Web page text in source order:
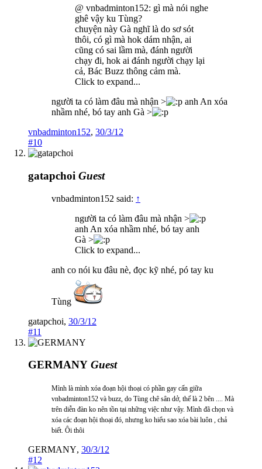
@ vnbadminton152: gì mà nói nghe
ghê vậy ku Tùng?
chuyện này Gà nghĩ là do sơ sót
thôi, có gì mà hok dám nhận, ai
cũng có sai lầm mà, đánh người
chạy đi, hok ai đánh người chạy lại
cả, Bác Buzz thông cảm mà.
Click to expand...
người ta có làm đâu mà nhận >
anh An xóa
nhầm nhé, bó tay anh Gà >
vnbadminton152, 30/3/12
#10
gatapchoi Guest
vnbadminton152 said: ↑
người ta có làm đâu mà nhận >
anh An xóa nhầm nhé, bó tay anh
Gà >
Click to expand...
anh co nói ku đâu nè, đọc kỹ nhé, pó tay ku
Tùng
gatapchoi, 30/3/12
#11
GERMANY Guest
Mình là mình xóa đoạn hội thoại có phần gay cấn giữa
vnbadminton152 và buzz, do Tùng chê sân dở, thế là 2 bên .... Mà
trên diễn đàn ko nên tồn tại những việc như vậy. Mình đã chọn và
xóa các đoạn hội thoại đó, nhưng ko hiểu sao xóa bài luôn , chả
biết. Ôi thôi
GERMANY, 30/3/12
#12